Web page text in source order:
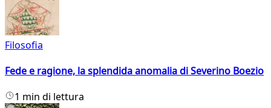
Filosofia
Fede e ragione, la splendida anomalia di Severino Boezio
1 min di lettura